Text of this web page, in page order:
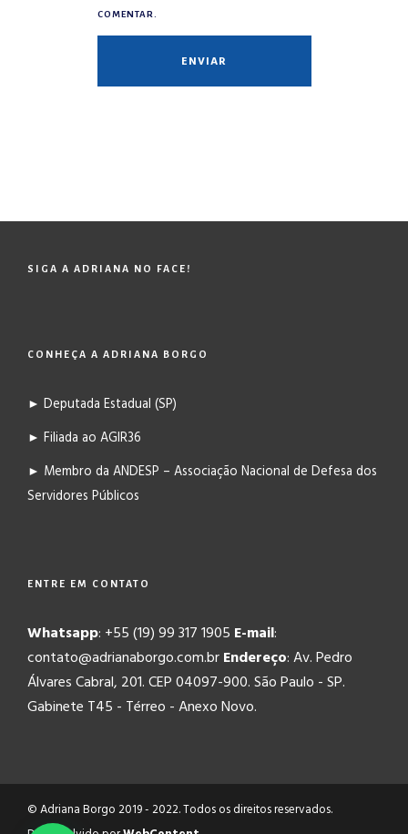
COMENTAR.
SIGA A ADRIANA NO FACE!
CONHEÇA A ADRIANA BORGO
► Deputada Estadual (SP)
► Filiada ao AGIR36
► Membro da ANDESP – Associação Nacional de Defesa dos
Servidores Públicos
ENTRE EM CONTATO
Whatsapp: +55 (19) 99 317 1905 E-mail:
contato@adrianaborgo.com.brEndereço: Av. Pedro
Álvares Cabral, 201. CEP 04097-900. São Paulo - SP.
Gabinete T45 - Térreo - Anexo Novo.
© Adriana Borgo 2019 - 2022. Todos os direitos reservados.